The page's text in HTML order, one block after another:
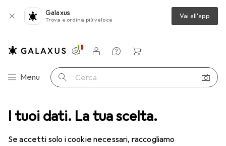
I tuoi dati. La tua scelta.
Se accetti solo i cookie necessari, raccogliamo
Galaxus
Trova e ordina più veloce Vai all'app
Categoria Navigazione
Menu Cerca
Impostazioni
Conto cliente
Liste di confronto
Liste dei desideri
Carrello
Lenti a contatto Air Optix più HydraGlyde per l'astigmatismo